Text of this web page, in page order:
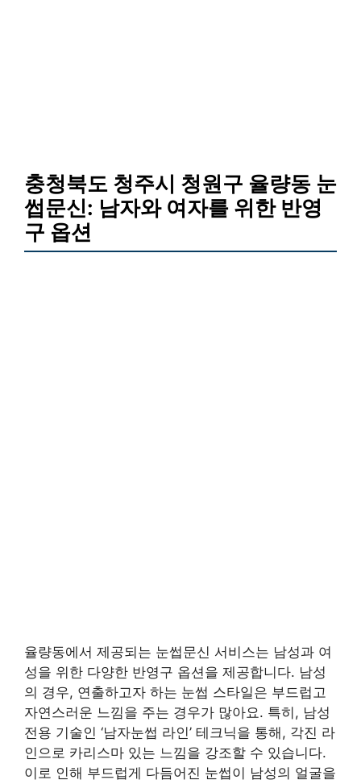
충청북도 청주시 청원구 율량동 눈
썹문신: 남자와 여자를 위한 반영
구 옵션
율량동에서 제공되는 눈썹문신 서비스는 남성과 여
성을 위한 다양한 반영구 옵션을 제공합니다. 남성
의 경우, 연출하고자 하는 눈썹 스타일은 부드럽고
자연스러운 느낌을 주는 경우가 많아요. 특히, 남성
전용 기술인 ‘남자눈썹 라인’ 테크닉을 통해, 각진 라
인으로 카리스마 있는 느낌을 강조할 수 있습니다.
이로 인해 부드럽게 다듬어진 눈썹이 남성의 얼굴을